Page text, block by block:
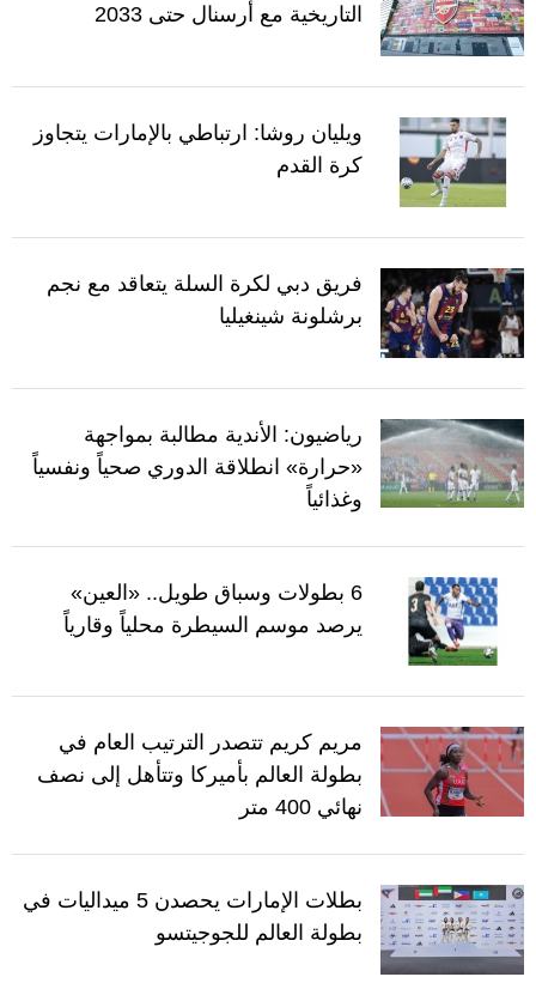
التاريخية مع أرسنال حتى 2033
ويليان روشا: ارتباطي بالإمارات يتجاوز
كرة القدم
فريق دبي لكرة السلة يتعاقد مع نجم
برشلونة شينغيليا
رياضيون: الأندية مطالبة بمواجهة
«حرارة» انطلاقة الدوري صحياً ونفسياً
وغذائياً
6 بطولات وسباق طويل.. «العين»
يرصد موسم السيطرة محلياً وقارياً
مريم كريم تتصدر الترتيب العام في
بطولة العالم بأميركا وتتأهل إلى نصف
نهائي 400 متر
بطلات الإمارات يحصدن 5 ميداليات في
بطولة العالم للجوجيتسو